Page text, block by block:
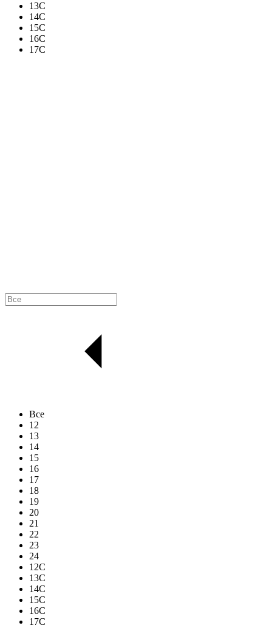
13C
14C
15C
16C
17C
Все
12
13
14
15
16
17
18
19
20
21
22
23
24
12C
13C
14C
15C
16C
17C